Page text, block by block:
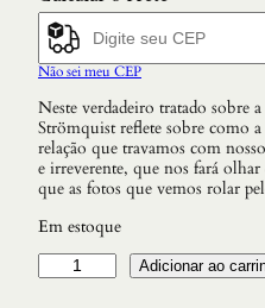
Não sei meu CEP
Neste verdadeiro tratado sobre
Strömquist reflete sobre como
relação que travamos com
e irreverente, que nos fará
que as fotos que vemos rolar
Em estoque
N
a
Adicionar ao